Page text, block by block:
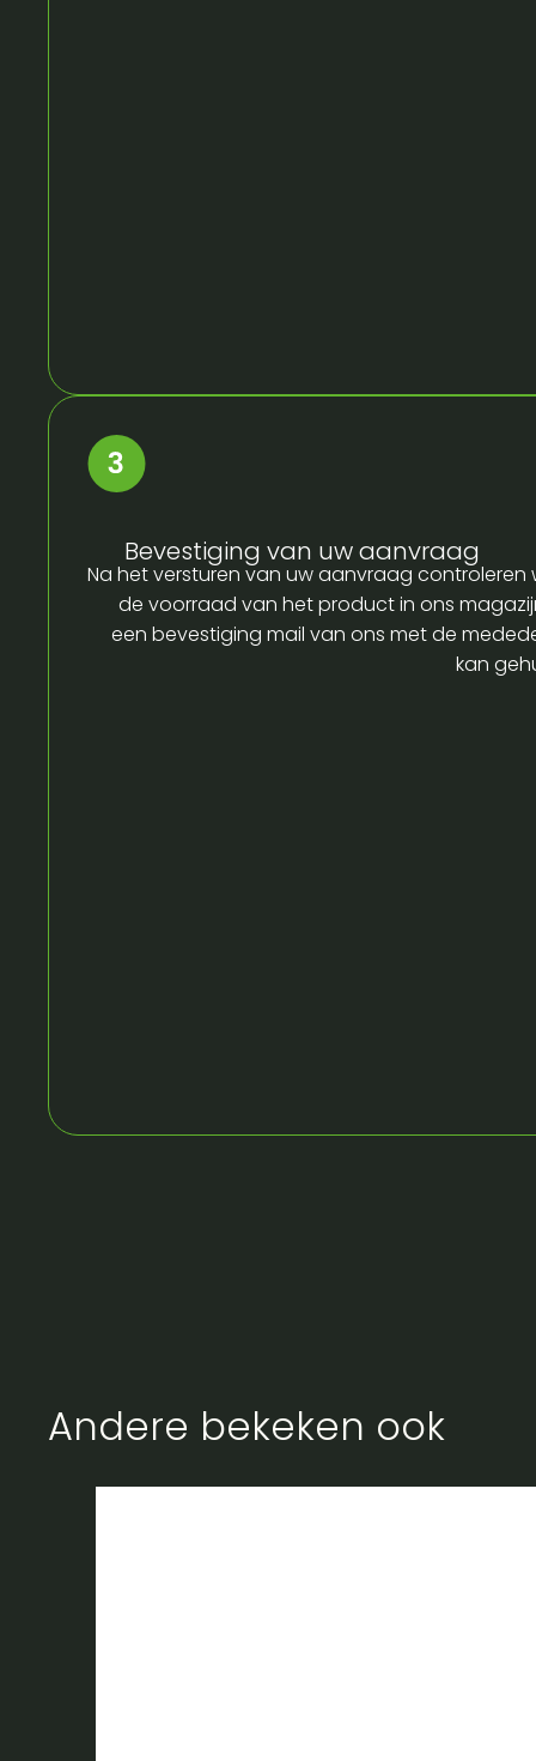
Bevestiging van uw aanvraag
Na het versturen van uw aanvraag controleren
de voorraad van het product in ons
een bevestiging mail van ons met de
kan
Andere bekeken ook